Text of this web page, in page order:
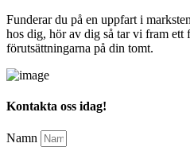
Funderar du på en uppfart i
hos dig, hör av dig så tar vi fram ett
förutsättningarna på din tomt.
Kontakta oss idag!
Namn